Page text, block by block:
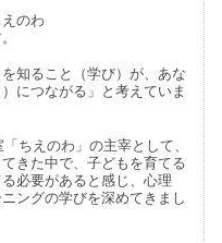
のわ
知ること（学び）が、あな
につながる」と考えていま
ちえのわ」の主宰として、
きた中で、子どもを育てる
必要があると感じ、心理
ングの学びを深めてきまし